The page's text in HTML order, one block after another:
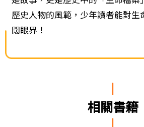
歷史人物的風範，少年讀者能對生
闊眼界！
相關書籍